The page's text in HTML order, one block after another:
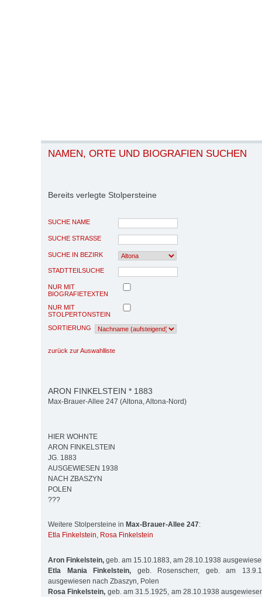
NAMEN, ORTE UND BIOGRAFIEN SUCHEN
Bereits verlegte Stolpersteine
SUCHE NAME
SUCHE STRASSE
SUCHE IN BEZIRK
STADTTEILSUCHE
NUR MIT
BIOGRAFIETEXTEN
NUR MIT
STOLPERTONSTEIN
SORTIERUNG
zurück zur Auswahlliste
ARON FINKELSTEIN * 1883
Max-Brauer-Allee 247 (Altona, Altona-Nord)
HIER WOHNTE
ARON FINKELSTEIN
JG. 1883
AUSGEWIESEN 1938
NACH ZBASZYN
POLEN
???
Weitere Stolpersteine in Max-Brauer-Allee 247:
Etla Finkelstein, Rosa Finkelstein
Aron Finkelstein, geb. am 15.10.1883, am 28.10.1938
Etla Mania Finkelstein, geb. Rosenscherr, geb. am
ausgewiesen nach Zbaszyn, Polen
Rosa Finkelstein, geb. am 31.5.1925, am 28.10.1938